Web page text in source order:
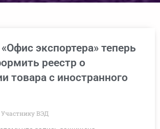
экспортера» теперь
реестр о
товара с иностранного
Участнику ВЭД